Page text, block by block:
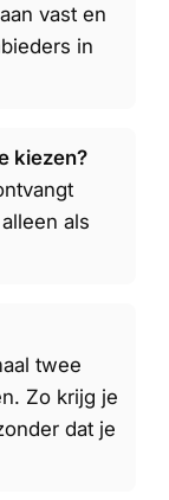
vast en
in
kiezen?
als
twee
Zo krijg je
dat je